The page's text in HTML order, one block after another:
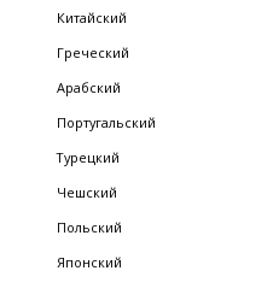
Китайский
Греческий
Арабский
Португальский
Турецкий
Чешский
Польский
Японский